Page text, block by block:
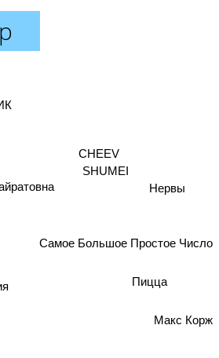
Пицца
Макс Корж
Нервы
Самое Большое Простое Число
SHUMEI
CHEEV